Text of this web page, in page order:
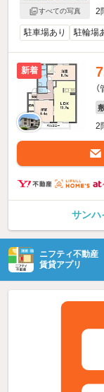
すべての写真
2
駐車場あり 駐輪場
新着
2
サンハ
ニフティ不動産
賃貸アプリ